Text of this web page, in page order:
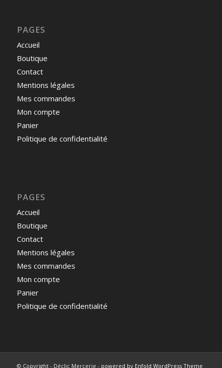
PAGES
Accueil
Boutique
Contact
Mentions légales
Mes commandes
Mon compte
Panier
Politique de confidentialité
PAGES
Accueil
Boutique
Contact
Mentions légales
Mes commandes
Mon compte
Panier
Politique de confidentialité
© Copyright - Déclic Mercerie - powered by Enfold WordPress Theme